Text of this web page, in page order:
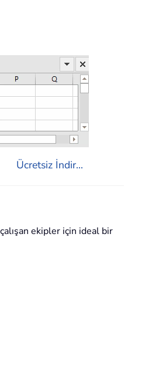
Ücretsiz İndir...
ekipler için ideal bir